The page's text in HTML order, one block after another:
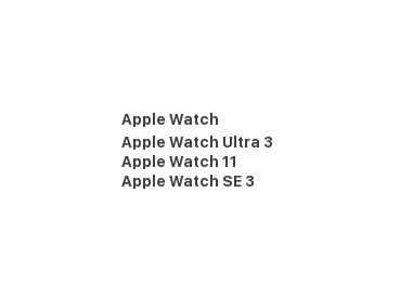
Apple Watch
Apple Watch Ultra 3
Apple Watch 11
Apple Watch SE 3